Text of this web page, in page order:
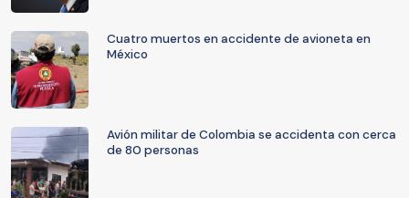
Cuatro muertos en accidente de avioneta en
México
Avión militar de Colombia se accidenta con cerca
de 80 personas